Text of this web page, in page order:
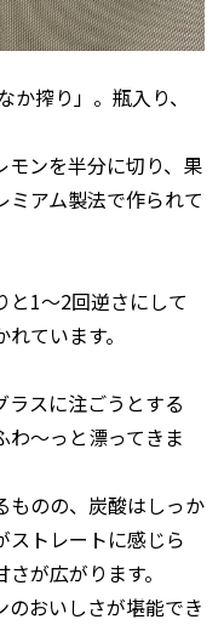
搾り」。瓶入り、
モンを半分に切り、果
アム製法で作られて
と1～2回逆さにして
ています。
ラスに注ごうとする
～っと漂ってきま
ものの、炭酸はしっか
ストレートに感じら
が広がります。
おいしさが堪能でき